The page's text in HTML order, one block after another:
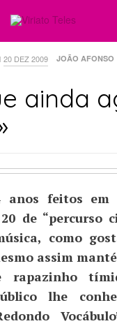
20 DEZ 2009 JOÃO AFONSO
ainda
anos feitos em
de “percurso
como
assim
rapazinho
lhe